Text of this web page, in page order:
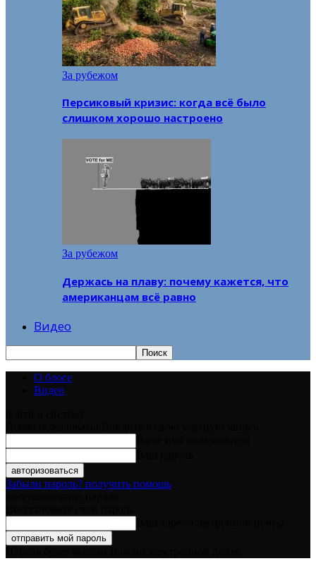
За рубежом
Персиковый кризис: когда всё было
слишком хорошо настроено
За рубежом
Держась на плаву: почему кажется, что
американцам всё равно
Видео
О блоге
Видео
Забыли пароль? получить помощь